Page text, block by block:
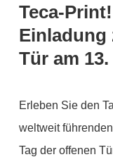
Teca-Print!
Einladung
Tür am
Erleben Sie den
weltweit
Tag der offenen